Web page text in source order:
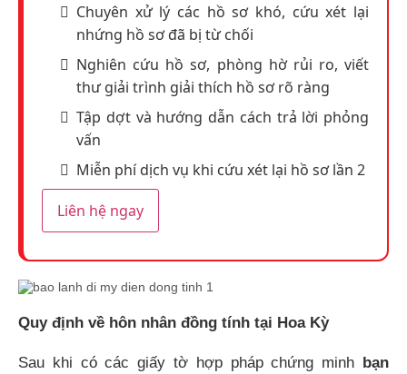
Chuyên xử lý các hồ sơ khó, cứu xét lại
nhứng hồ sơ đã bị từ chối
Nghiên cứu hồ sơ, phòng hờ rủi ro, viết
thư giải trình giải thích hồ sơ rõ ràng
Tập dợt và hướng dẫn cách trả lời phỏng
vấn
Miễn phí dịch vụ khi cứu xét lại hồ sơ lần 2
Liên hệ ngay
Quy định về hôn nhân đồng tính tại Hoa Kỳ
Sau khi có các giấy tờ hợp pháp chứng minh
bạn